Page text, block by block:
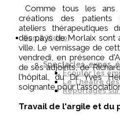
Son & Vidéo
Spectacles, expos,
Écouter les
Le Théâtre
Reportages
Comme tous les ans
créations des patients
ateliers thérapeutiques
des pays de Morlaix sont
ville. Le vernissage de
vendredi, en présence
de ses adjoints, de
l'hôpital, du Dr Yves
soignante pour
Travail de l'argile et du